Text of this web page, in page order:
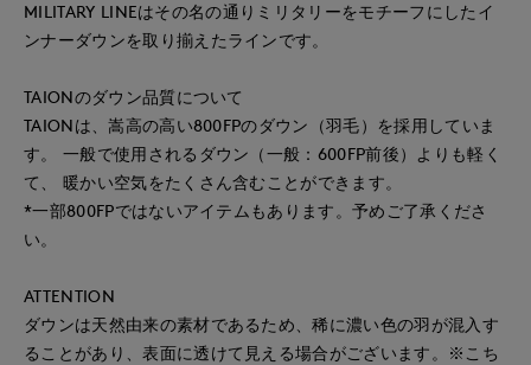
MILITARY LINEはその名の通りミリタリーをモチーフにしたイ
ンナーダウンを取り揃えたラインです。
TAIONのダウン品質について
TAIONは、嵩高の高い800FPのダウン（羽毛）を採用していま
す。 一般で使用されるダウン（一般：600FP前後）よりも軽く
て、 暖かい空気をたくさん含むことができます。
*一部800FPではないアイテムもあります。予めご了承くださ
い。
ATTENTION
ダウンは天然由来の素材であるため、稀に濃い色の羽が混入す
ることがあり、表面に透けて見える場合がございます。※こち